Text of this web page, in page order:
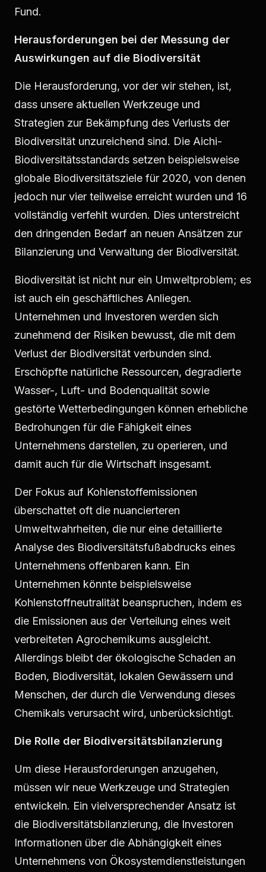
Fund.
Herausforderungen bei der Messung der
Auswirkungen auf die Biodiversität
Die Herausforderung, vor der wir stehen, ist,
dass unsere aktuellen Werkzeuge und
Strategien zur Bekämpfung des Verlusts der
Biodiversität unzureichend sind. Die Aichi-
Biodiversitätsstandards setzen beispielsweise
globale Biodiversitätsziele für 2020, von denen
jedoch nur vier teilweise erreicht wurden und 16
vollständig verfehlt wurden. Dies unterstreicht
den dringenden Bedarf an neuen Ansätzen zur
Bilanzierung und Verwaltung der Biodiversität.
Biodiversität ist nicht nur ein Umweltproblem; es
ist auch ein geschäftliches Anliegen.
Unternehmen und Investoren werden sich
zunehmend der Risiken bewusst, die mit dem
Verlust der Biodiversität verbunden sind.
Erschöpfte natürliche Ressourcen, degradierte
Wasser-, Luft- und Bodenqualität sowie
gestörte Wetterbedingungen können erhebliche
Bedrohungen für die Fähigkeit eines
Unternehmens darstellen, zu operieren, und
damit auch für die Wirtschaft insgesamt.
Der Fokus auf Kohlenstoffemissionen
überschattet oft die nuancierteren
Umweltwahrheiten, die nur eine detaillierte
Analyse des Biodiversitätsfußabdrucks eines
Unternehmens offenbaren kann. Ein
Unternehmen könnte beispielsweise
Kohlenstoffneutralität beanspruchen, indem es
die Emissionen aus der Verteilung eines weit
verbreiteten Agrochemikums ausgleicht.
Allerdings bleibt der ökologische Schaden an
Boden, Biodiversität, lokalen Gewässern und
Menschen, der durch die Verwendung dieses
Chemikals verursacht wird, unberücksichtigt.
Die Rolle der Biodiversitätsbilanzierung
Um diese Herausforderungen anzugehen,
müssen wir neue Werkzeuge und Strategien
entwickeln. Ein vielversprechender Ansatz ist
die Biodiversitätsbilanzierung, die Investoren
Informationen über die Abhängigkeit eines
Unternehmens von Ökosystemdienstleistungen